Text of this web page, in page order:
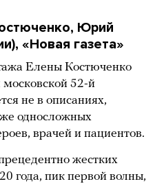
Юрий
«Новая газета»
Елены Костюченко
московской 52-й
не в описаниях,
односложных
врачей и пациентов.
жестких
года, пик первой волны,